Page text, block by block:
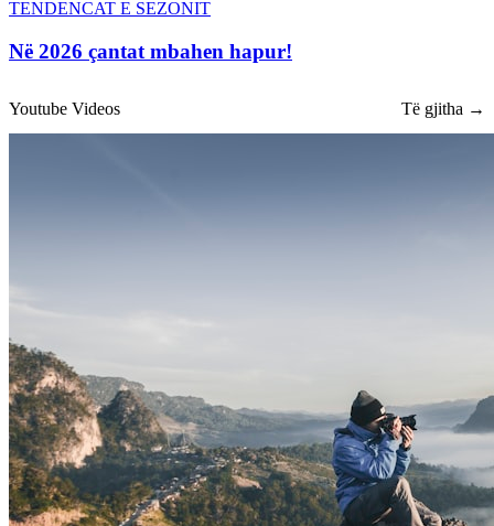
TENDENCAT E SEZONIT
Në 2026 çantat mbahen hapur!
Youtube Videos Të gjitha →